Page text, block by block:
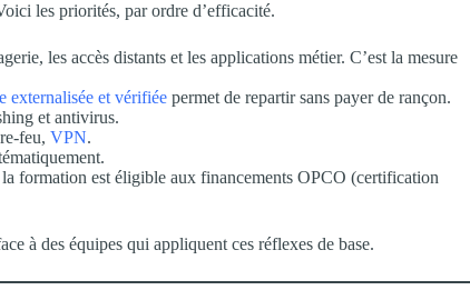
les priorités, par ordre d’efficacité.
les accès distants et les applications métier. C’est la mesure
externalisée et vérifiée permet de repartir sans payer de rançon.
et antivirus.
feu, VPN.
formation est éligible aux financements OPCO (certification
à des équipes qui appliquent ces réflexes de base.